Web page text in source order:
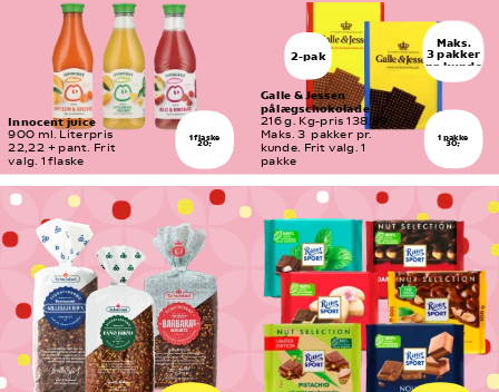
1 flaske
20,-
Innocent juice
900 ml. Literpris
22,22 + pant. Frit
valg. 1 flaske
1 pakke
30,-
Galle & Jessen
pålægschokolade
216 g. Kg-pris 138,89.
Maks. 3  pakker pr.
kunde. Frit valg. 1
pakke
2-pak
Maks.
3 pakker
pr. kunde